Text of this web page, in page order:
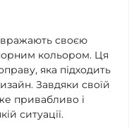
своєю
кольором. Ця
яка підходить
Завдяки своїй
привабливо і
ситуації.